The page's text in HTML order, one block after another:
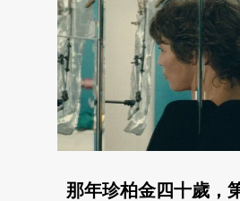
那年珍柏金四十歲，